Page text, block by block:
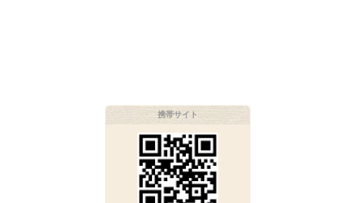
携帯サイト